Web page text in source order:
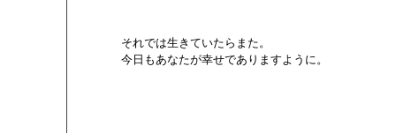
       それでは生きていたらまた。
       今日もあなたが幸せでありますように。